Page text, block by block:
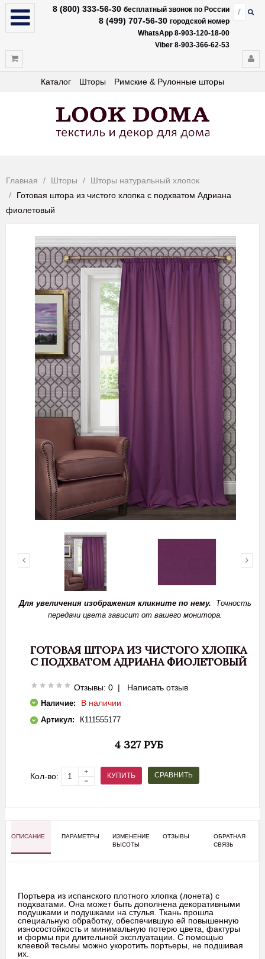
8 (800) 333-56-30 бесплатный звонок по России
8 (499) 707-56-30 городской номер
WhatsApp 8-903-120-18-00
Viber 8-903-366-62-53
Каталог Шторы Римские & Рулонные шторы
Главная Шторы
Шторы натуральный хлопок
Готовая штора из чистого хлопка с подхватом Адриана
фиолетовый
Для увеличения изображения кликните по нему. Точность
передачи цвета зависит от вашего монитора.
ГОТОВАЯ ШТОРА ИЗ ЧИСТОГО ХЛОПКА
С ПОДХВАТОМ АДРИАНА ФИОЛЕТОВЫЙ
Отзывы: 0 | Написать отзыв
Наличие: В наличии
Артикул: К111555177
4 327 РУБ
Кол-во: КУПИТЬ СРАВНИТЬ
ОПИСАНИЕ ПАРАМЕТРЫ
ИЗМЕНЕНИЕ
ВЫСОТЫ
ОТЗЫВЫ
ОБРАТНАЯ
СВЯЗЬ
Портьера из испанского плотного хлопка (лонета) с
подхватами. Она может быть дополнена декоративными
подушками и подушками на стулья. Ткань прошла
специальную обработку, обеспечившую ей повышенную
износостойкость и минимальную потерю цвета, фактуры
и формы при длительной эксплуатации. С помощью
клеевой тесьмы можно укоротить портьеры, не подшивая
их.